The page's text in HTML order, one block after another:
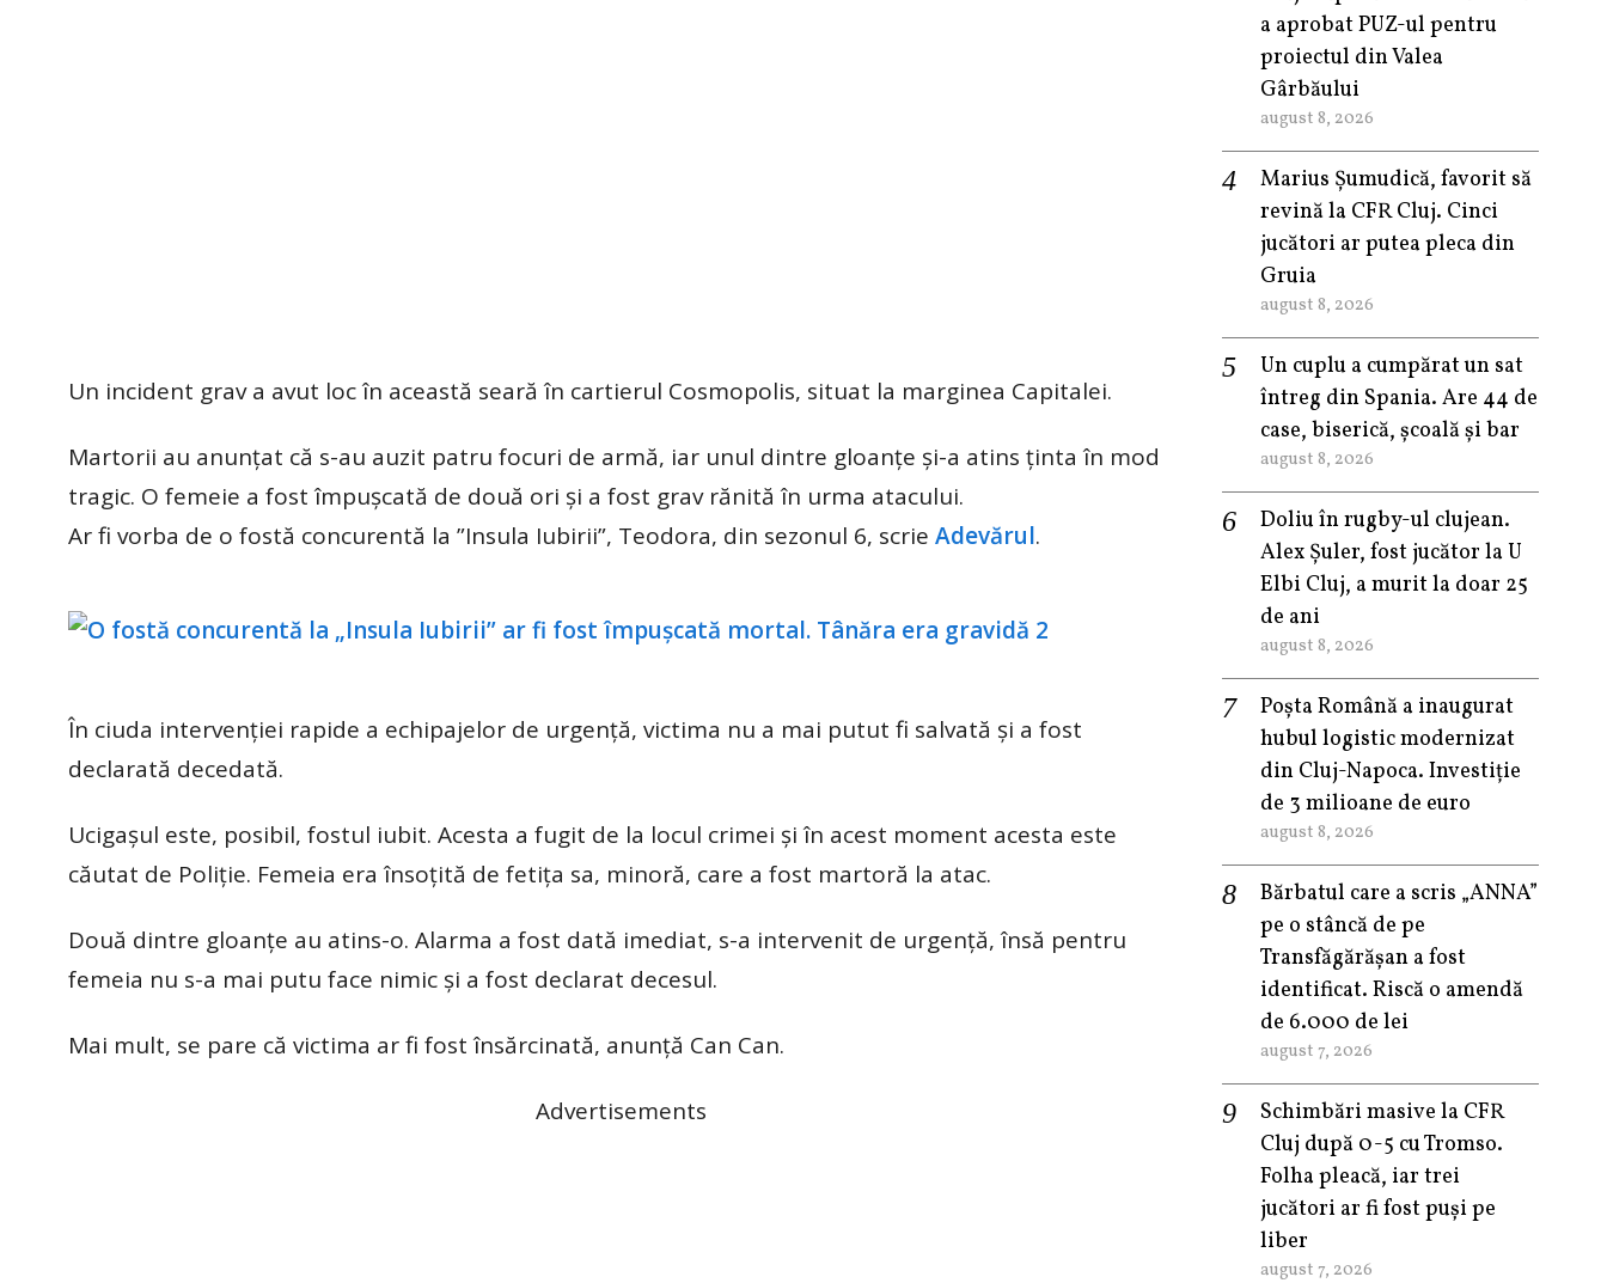
Un incident grav a avut loc în această seară în cartierul Cosmopolis, situat la marginea Capitalei.
Martorii au anunțat că s-au auzit patru focuri de armă, iar unul dintre gloanțe și-a atins ținta în mod
tragic. O femeie a fost împușcată de două ori și a fost grav rănită în urma atacului.
Ar fi vorba de o fostă concurentă la ”Insula Iubirii”, Teodora, din sezonul 6, scrie Adevărul.
În ciuda intervenției rapide a echipajelor de urgență, victima nu a mai putut fi salvată și a fost
declarată decedată.
Ucigașul este, posibil, fostul iubit. Acesta a fugit de la locul crimei și în acest moment acesta este
căutat de Poliție. Femeia era însoțită de fetița sa, minoră, care a fost martoră la atac.
Două dintre gloanțe au atins-o. Alarma a fost dată imediat, s-a intervenit de urgență, însă pentru
femeia nu s-a mai putu face nimic și a fost declarat decesul.
Mai mult, se pare că victima ar fi fost însărcinată, anunță Can Can.
Advertisements
a aprobat PUZ-ul pentru
proiectul din Valea
Gârbăului
august 8, 2026
Marius Șumudică, favorit să
revină la CFR Cluj. Cinci
jucători ar putea pleca din
Gruia
august 8, 2026
Un cuplu a cumpărat un sat
întreg din Spania. Are 44 de
case, biserică, școală și bar
august 8, 2026
Doliu în rugby-ul clujean.
Alex Șuler, fost jucător la U
Elbi Cluj, a murit la doar 25
de ani
august 8, 2026
Poșta Română a inaugurat
hubul logistic modernizat
din Cluj-Napoca. Investiție
de 3 milioane de euro
august 8, 2026
Bărbatul care a scris „ANNA”
pe o stâncă de pe
Transfăgărășan a fost
identificat. Riscă o amendă
de 6.000 de lei
august 7, 2026
Schimbări masive la CFR
Cluj după 0-5 cu Tromso.
Folha pleacă, iar trei
jucători ar fi fost puși pe
liber
august 7, 2026